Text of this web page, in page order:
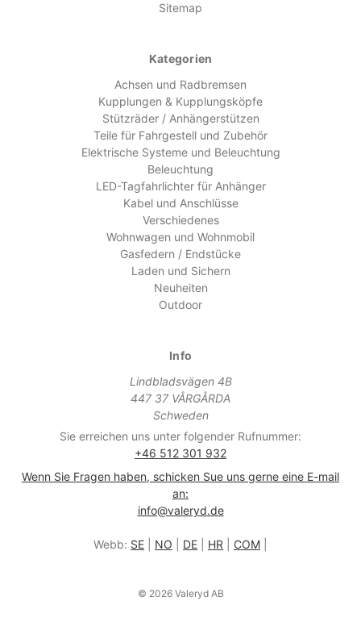
Sitemap
Kategorien
Achsen und Radbremsen
Kupplungen & Kupplungsköpfe
Stützräder / Anhängerstützen
Teile für Fahrgestell und Zubehör
Elektrische Systeme und Beleuchtung
Beleuchtung
LED-Tagfahrlichter für Anhänger
Kabel und Anschlüsse
Verschiedenes
Wohnwagen und Wohnmobil
Gasfedern / Endstücke
Laden und Sichern
Neuheiten
Outdoor
Info
Lindbladsvägen 4B
447 37 VÅRGÅRDA
Schweden
Sie erreichen uns unter folgender Rufnummer:
+46 512 301 932
Wenn Sie Fragen haben, schicken Sue uns gerne eine E-mail
an:
info@valeryd.de
Webb: SE NO DE HR COM
© 2026 Valeryd AB